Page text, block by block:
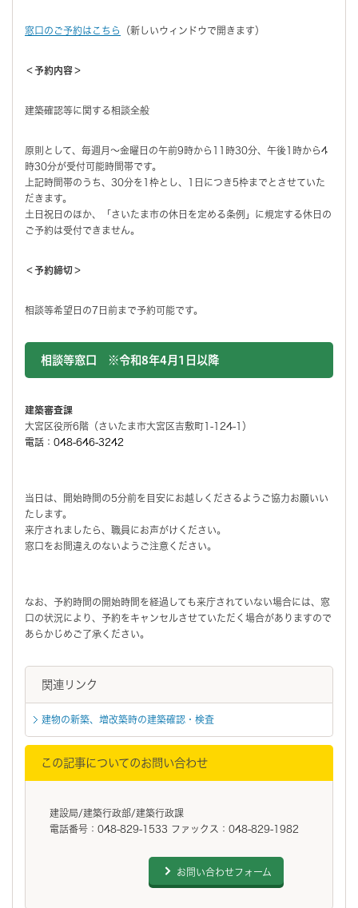
窓口のご予約はこちら （新しいウィンドウで開きます）
＜予約内容＞
建築確認等に関する相談全般
原則として、毎週月～金曜日の午前9時から11時30分、午後1時から4
時30分が受付可能時間帯です。
上記時間帯のうち、30分を1枠とし、1日につき5枠までとさせていた
だきます。
土日祝日のほか、「さいたま市の休日を定める条例」に規定する休日の
ご予約は受付できません。
＜予約締切＞
相談等希望日の7日前まで予約可能です。
相談等窓口 ※令和8年4月1日以降
建築審査課
大宮区役所6階（さいたま市大宮区吉敷町1-124-1）
電話：048-646-3242
当日は、開始時間の5分前を目安にお越しくださるようご協力お願いい
たします。
来庁されましたら、職員にお声がけください。
窓口をお間違えのないようご注意ください。
なお、予約時間の開始時間を経過しても来庁されていない場合には、窓
口の状況により、予約をキャンセルさせていただく場合がありますので
あらかじめご了承ください。
関連リンク
建物の新築、増改築時の建築確認・検査
この記事についてのお問い合わせ
建設局/建築行政部/建築行政課
電話番号：048-829-1533 ファックス：048-829-1982
お問い合わせフォーム